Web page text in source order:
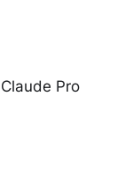
Claude Pro